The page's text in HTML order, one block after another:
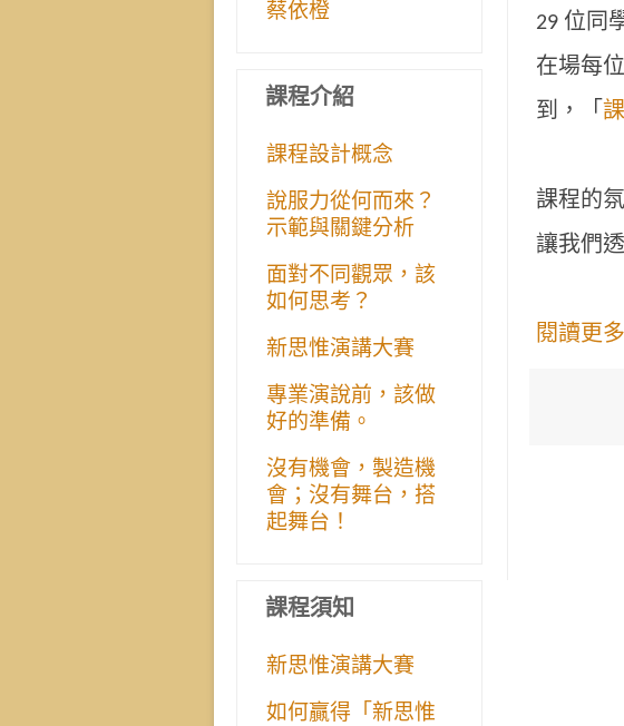
29 位同
在場每
到，「
課程的
讓我們
閱讀更
蔡依橙
課程介紹
課程設計概念
說服力從何而來？
示範與關鍵分析
面對不同觀眾，該
如何思考？
新思惟演講大賽
專業演說前，該做
好的準備。
沒有機會，製造機
會；沒有舞台，搭
起舞台！
課程須知
新思惟演講大賽
如何贏得「新思惟